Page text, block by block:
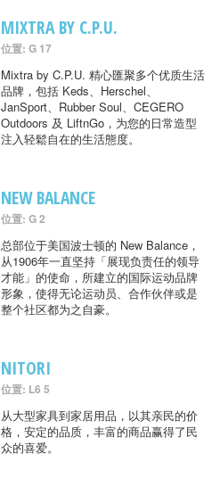
MIXTRA BY C.P.U.
位置: G 17
Mixtra by C.P.U. 精心匯聚多个优质生活
品牌，包括 Keds、Herschel、
JanSport、Rubber Soul、CEGERO
Outdoors 及 LiftnGo，为您的日常造型
注入轻鬆自在的生活態度。
NEW BALANCE
位置: G 2
总部位于美国波士顿的 New Balance，
从1906年一直坚持「展现负责任的领导
才能」的使命，所建立的国际运动品牌
形象，使得无论运动员、合作伙伴或是
整个社区都为之自豪。
NITORI
位置: L6 5
从大型家具到家居用品，以其亲民的价
格，安定的品质，丰富的商品赢得了民
众的喜爱。